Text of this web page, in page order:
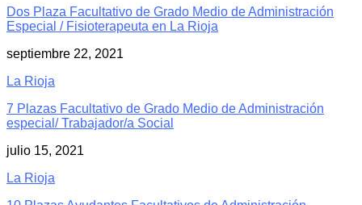
Dos Plaza Facultativo de Grado Medio de Administración
Especial / Fisioterapeuta en La Rioja
septiembre 22, 2021
La Rioja
7 Plazas Facultativo de Grado Medio de Administración
especial/ Trabajador/a Social
julio 15, 2021
La Rioja